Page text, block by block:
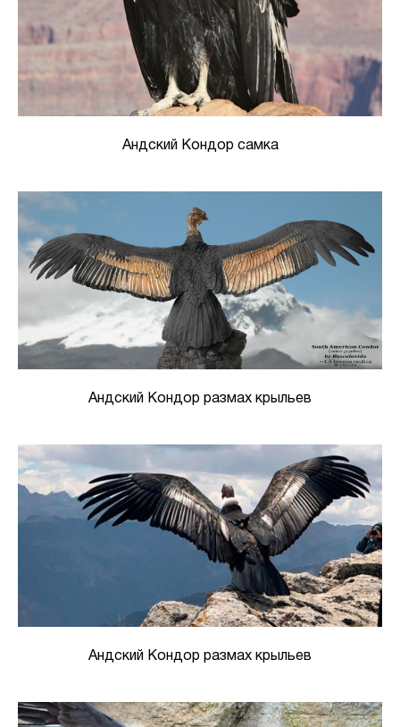
Андский Кондор самка
Андский Кондор размах крыльев
Андский Кондор размах крыльев